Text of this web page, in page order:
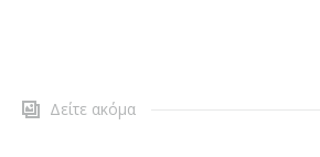
Δείτε ακόμα